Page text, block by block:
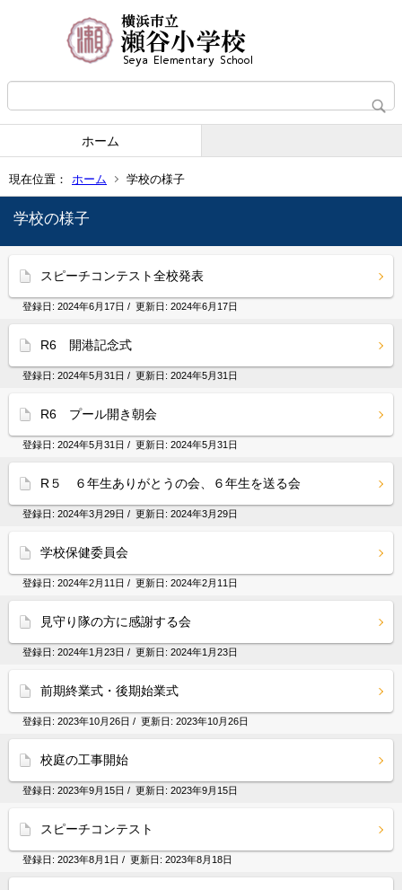
ホーム
現在位置： ホーム 学校の様子
学校の様子
スピーチコンテスト全校発表
登録日: 2024年6月17日 / 更新日: 2024年6月17日
R6 開港記念式
登録日: 2024年5月31日 / 更新日: 2024年5月31日
R6 プール開き朝会
登録日: 2024年5月31日 / 更新日: 2024年5月31日
R５ ６年生ありがとうの会、６年生を送る会
登録日: 2024年3月29日 / 更新日: 2024年3月29日
学校保健委員会
登録日: 2024年2月11日 / 更新日: 2024年2月11日
見守り隊の方に感謝する会
登録日: 2024年1月23日 / 更新日: 2024年1月23日
前期終業式・後期始業式
登録日: 2023年10月26日 / 更新日: 2023年10月26日
校庭の工事開始
登録日: 2023年9月15日 / 更新日: 2023年9月15日
スピーチコンテスト
登録日: 2023年8月1日 / 更新日: 2023年8月18日